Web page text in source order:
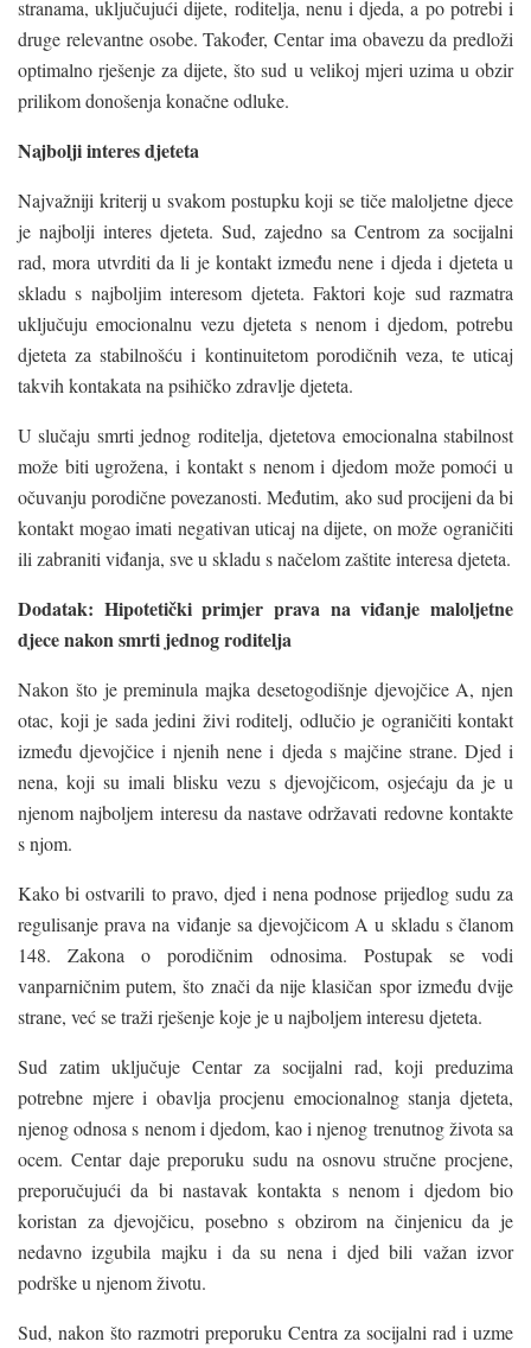
stranama, uključujući dijete, roditelja, nenu i djeda, a po potrebi i
druge relevantne osobe. Također, Centar ima obavezu da predloži
optimalno rješenje za dijete, što sud u velikoj mjeri uzima u obzir
prilikom donošenja konačne odluke.
Najbolji interes djeteta
Najvažniji kriterij u svakom postupku koji se tiče maloljetne djece
je najbolji interes djeteta. Sud, zajedno sa Centrom za socijalni
rad, mora utvrditi da li je kontakt između nene i djeda i djeteta u
skladu s najboljim interesom djeteta. Faktori koje sud razmatra
uključuju emocionalnu vezu djeteta s nenom i djedom, potrebu
djeteta za stabilnošću i kontinuitetom porodičnih veza, te uticaj
takvih kontakata na psihičko zdravlje djeteta.
U slučaju smrti jednog roditelja, djetetova emocionalna stabilnost
može biti ugrožena, i kontakt s nenom i djedom može pomoći u
očuvanju porodične povezanosti. Međutim, ako sud procijeni da bi
kontakt mogao imati negativan uticaj na dijete, on može ograničiti
ili zabraniti viđanja, sve u skladu s načelom zaštite interesa djeteta.
Dodatak: Hipotetički primjer prava na viđanje maloljetne
djece nakon smrti jednog roditelja
Nakon što je preminula majka desetogodišnje djevojčice A, njen
otac, koji je sada jedini živi roditelj, odlučio je ograničiti kontakt
između djevojčice i njenih nene i djeda s majčine strane. Djed i
nena, koji su imali blisku vezu s djevojčicom, osjećaju da je u
njenom najboljem interesu da nastave održavati redovne kontakte
s njom.
Kako bi ostvarili to pravo, djed i nena podnose prijedlog sudu za
regulisanje prava na viđanje sa djevojčicom A u skladu s članom
148. Zakona o porodičnim odnosima. Postupak se vodi
vanparničnim putem, što znači da nije klasičan spor između dvije
strane, već se traži rješenje koje je u najboljem interesu djeteta.
Sud zatim uključuje Centar za socijalni rad, koji preduzima
potrebne mjere i obavlja procjenu emocionalnog stanja djeteta,
njenog odnosa s nenom i djedom, kao i njenog trenutnog života sa
ocem. Centar daje preporuku sudu na osnovu stručne procjene,
preporučujući da bi nastavak kontakta s nenom i djedom bio
koristan za djevojčicu, posebno s obzirom na činjenicu da je
nedavno izgubila majku i da su nena i djed bili važan izvor
podrške u njenom životu.
Sud, nakon što razmotri preporuku Centra za socijalni rad i uzme